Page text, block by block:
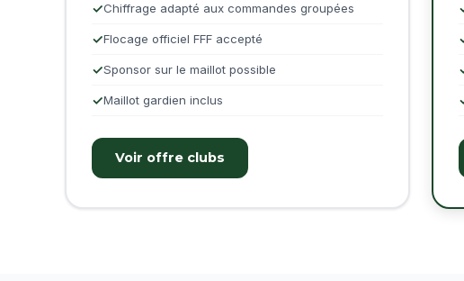
Chiffrage adapté aux commandes groupées
Flocage officiel FFF accepté
Sponsor sur le maillot possible
Maillot gardien inclus
Voir offre clubs